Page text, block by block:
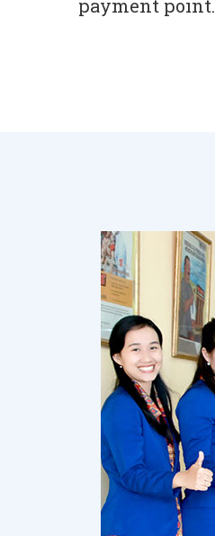
payment point.